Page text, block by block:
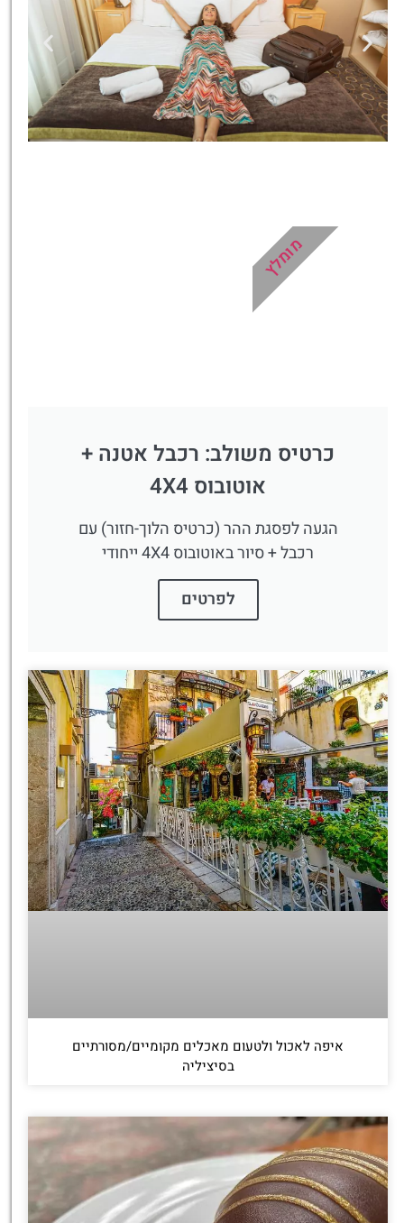
מומלץ?
לחצו
פה!
כרטיס משולב: רכבל אטנה +
אוטובוס 4X4
הגעה לפסגת ההר (כרטיס הלוך-חזור) עם
רכבל + סיור באוטובוס 4X4 ייחודי
לפרטים
מומלץ
איפה לאכול ולטעום מאכלים מקומיים/מסורתיים
בסיציליה